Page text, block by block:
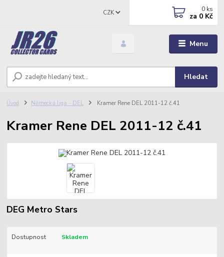
Menu
CZK
Hledat
0 ks
za 0 Kč
Úvod Německá liga - DEL Kramer Rene DEL 2011-12 č.41
Kramer Rene DEL 2011-12 č.41
DEG Metro Stars
Dostupnost Skladem